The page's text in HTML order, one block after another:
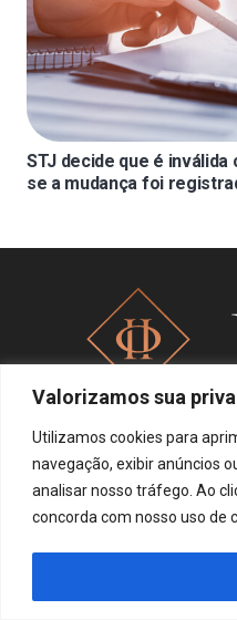
Valorizamos sua
Utilizamos cookies para
navegação, exibir anúncios
analisar nosso tráfego. Ao
concorda com nosso uso de
STJ decide que é
se a mudança foi
Política